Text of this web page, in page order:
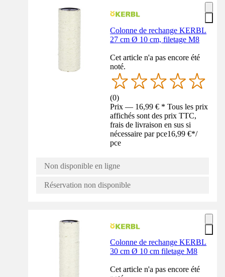
Colonne de rechange KERBL
27 cm Ø 10 cm, filetage M8
Cet article n'a pas encore été
noté.
(0)
Prix — 16,99 € * Tous les prix
affichés sont des prix TTC,
frais de livraison en sus si
nécessaire par pce16,99 €*/
pce
Non disponible en ligne
Réservation non disponible
Colonne de rechange KERBL
30 cm Ø 10 cm filetage M8
Cet article n'a pas encore été